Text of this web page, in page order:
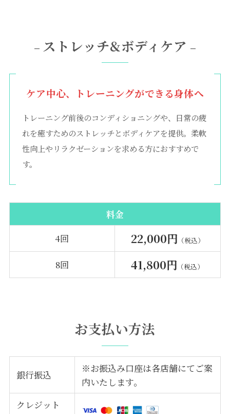
– ストレッチ&ボディケア –
ケア中心、トレーニングができる身体へ
トレーニング前後のコンディショニングや、日常の疲
れを癒すためのストレッチとボディケアを提供。柔軟
性向上やリラクゼーションを求める方におすすめで
す。
料金
4回
22,000円 （税込）
8回 41,800円 （税込）
お支払い方法
銀行振込
※お振込み口座は各店舗にてご案
内いたします。
クレジット